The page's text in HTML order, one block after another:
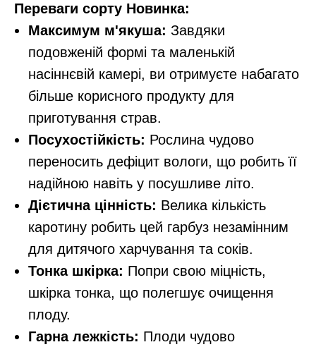
Переваги сорту Новинка:
Максимум м'якуша: Завдяки
подовженій формі та маленькій
насіннєвій камері, ви отримуєте набагато
більше корисного продукту для
приготування страв.
Посухостійкість: Рослина чудово
переносить дефіцит вологи, що робить її
надійною навіть у посушливе літо.
Дієтична цінність: Велика кількість
каротину робить цей гарбуз незамінним
для дитячого харчування та соків.
Тонка шкірка: Попри свою міцність,
шкірка тонка, що полегшує очищення
плоду.
Гарна лежкість: Плоди чудово